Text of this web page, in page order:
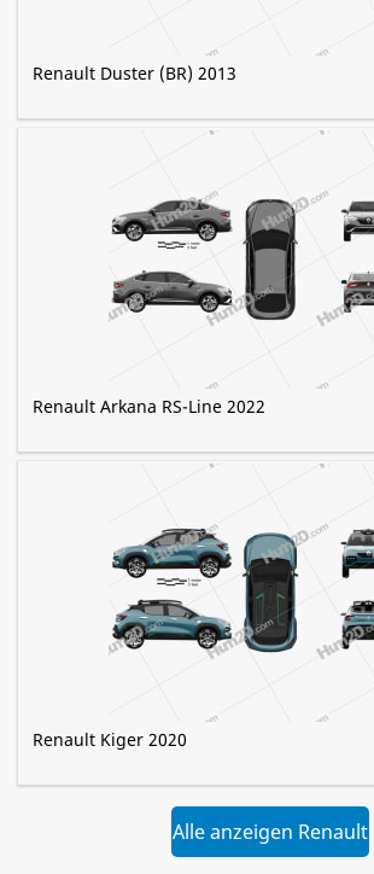
Renault Duster (BR) 2013
Renault Arkana RS-Line 2022
Renault Kiger 2020
Alle anzeigen Renault